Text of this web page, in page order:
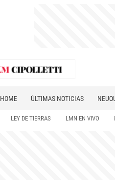
HOME ÚLTIMAS NOTICIAS
LEY DE TIERRAS LMN EN VIVO